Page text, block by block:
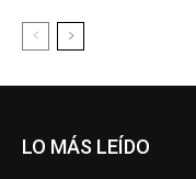
LO MÁS LEÍDO